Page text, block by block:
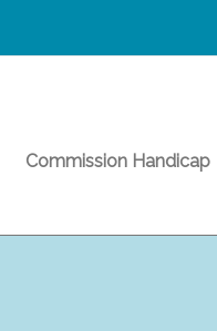
Commission Handicap